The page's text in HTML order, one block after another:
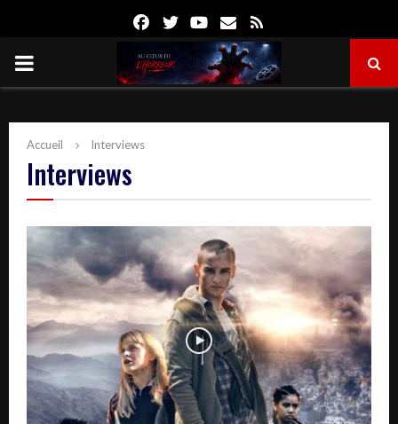
FacebookTwitterYoutube
Email
PRIMARY
Accueil Interviews
Interviews